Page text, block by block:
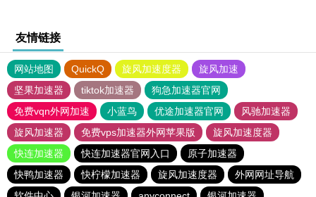
友情链接
网站地图 QuickQ 旋风加速度器
旋风加速
坚果加速器
tiktok加速器
狗急加速器官网
免费vqn外网加速
小蓝鸟 优途加速器官网
风驰加速器
旋风加速器
免费vps加速器外网苹果版
旋风加速度器
快连加速器
快连加速器官网入口
原子加速器
快鸭加速器
快柠檬加速器 旋风加速度器
外网网址导航